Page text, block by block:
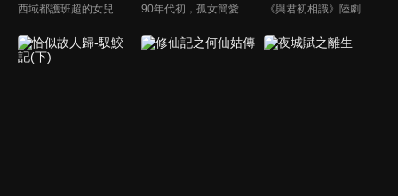
西域都護班超的女兒班淑自小和父母失散，獨自在草原長大。開朗的她對中原詩書半通不通，總是在學堂上鬧笑話，但她別出心裁的改革卻讓學堂氣氛為之一新。在教學過程中，班淑愛上宮學少傅--衛英，正當他們之間感情漸濃的時，班淑的師姐卻意外歸來... 90年代初，孤女簡愛輾轉來到廣州打工，憑藉聰明、善良以及敢打敢拼的鬥志，成長為出色業務經理。後來還成立了自己的外貿公司，依託中國大陸改革開放的成果，不斷蓬勃發展的中國外貿大勢，回鄉創業，創立民族品牌，最終成長為跨國集團老總。而她與方恆之的感情，也在經歷了風雨之後，終成為人生伴侶。 《與君初相識》陸劇線上看。《馭鮫記》上部。東海鮫人長意（任嘉倫）在海上救了遭遇危險的順德仙姬，善良的長意將其送回時，卻反遭暗算囚禁在萬花谷。萬花谷護法兼御靈師紀雲禾（迪麗熱巴）為了自由決定爭取馴服長意的機會，在馴服過程中產生情愫。二人一仙一妖的愛戀，能否衝破束縛？